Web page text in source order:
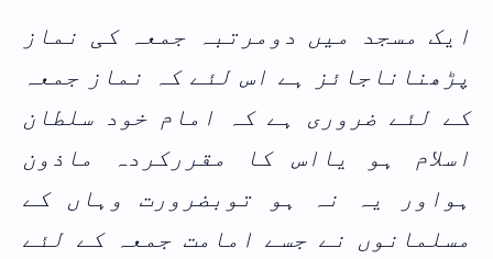
ایک مسجد میں دومرتبہ جمعہ کی نماز
پڑھناناجائز ہے اس لئے کہ نماز جمعہ
کے لئے ضروری ہے کہ امام خود سلطان
اسلام ہو یااس کا مقررکردہ ماذون
ہواور یہ نہ ہو توبضرورت وہاں کے
مسلمانوں نے جسے امامت جمعہ کے لئے